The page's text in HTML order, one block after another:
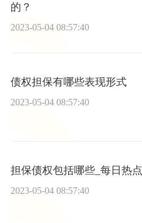
的？
2023-05-04 08:57:40
债权担保有哪些表现形式
2023-05-04 08:57:40
担保债权包括哪些_每日热点
2023-05-04 08:57:40